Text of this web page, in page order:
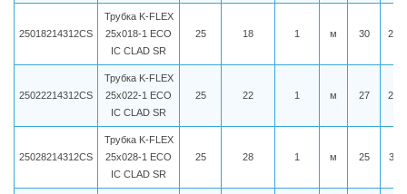
25018214312CS
Трубка K-FLEX
25x018-1 ECO
IC CLAD SR
25 18 1 м 30
25022214312CS
Трубка K-FLEX
25x022-1 ECO
IC CLAD SR
25 22 1 м 27
25028214312CS
Трубка K-FLEX
25x028-1 ECO
IC CLAD SR
25 28 1 м 25